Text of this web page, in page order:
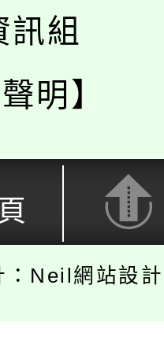
組
明】
：Neil網站設